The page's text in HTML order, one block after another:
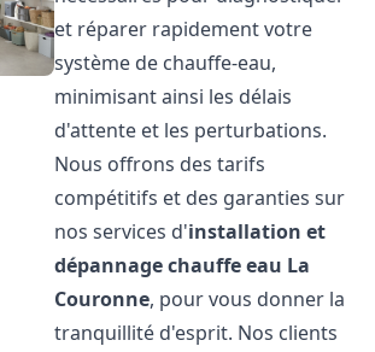
et réparer rapidement votre
système de chauffe-eau,
minimisant ainsi les délais
d'attente et les perturbations.
Nous offrons des tarifs
compétitifs et des garanties sur
nos services d'installation et
dépannage chauffe eau La
Couronne, pour vous donner la
tranquillité d'esprit. Nos clients